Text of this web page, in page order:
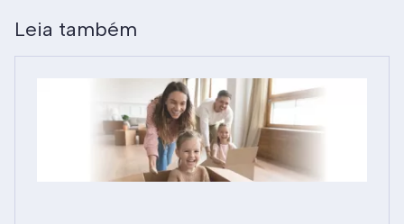
Leia também